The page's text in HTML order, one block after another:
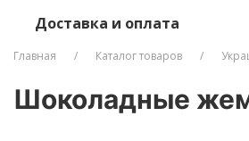
Доставка и оплата
Главная Каталог товаров
Шоколадные